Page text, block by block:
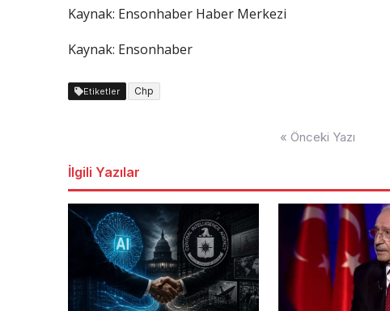
Kaynak: Ensonhaber Haber Merkezi
Kaynak: Ensonhaber
Etiketler Chp
« Önceki Yazı
İlgili Yazılar